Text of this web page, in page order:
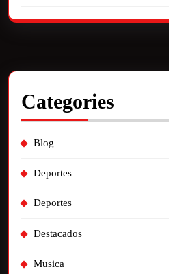
Categories
Blog
Deportes
Deportes
Destacados
Musica